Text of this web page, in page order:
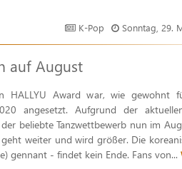
K-Pop Sonntag, 29.
auf August
HALLYU Award war, wie gewohnt
angesetzt. Aufgrund der
beliebte Tanzwettbewerb nun im
weiter und wird größer. Die
gennant - findet kein Ende. Fans von...